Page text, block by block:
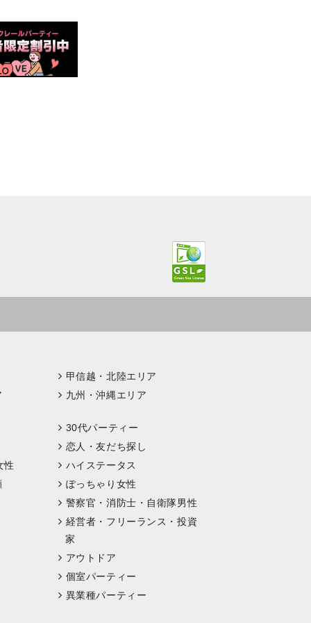
甲信越・北陸エリア
九州・沖縄エリア
30代パーティー
恋人・友だち探し
性
ハイステータス
ぽっちゃり女性
警察官・消防士・自衛隊男性
経営者・フリーランス・投資
家
アウトドア
個室パーティー
異業種パーティー